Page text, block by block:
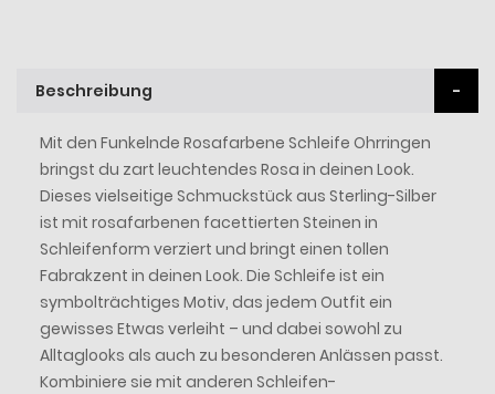
Beschreibung
Mit den Funkelnde Rosafarbene Schleife Ohrringen
bringst du zart leuchtendes Rosa in deinen Look.
Dieses vielseitige Schmuckstück aus Sterling-Silber
ist mit rosafarbenen facettierten Steinen in
Schleifenform verziert und bringt einen tollen
Fabrakzent in deinen Look. Die Schleife ist ein
symbolträchtiges Motiv, das jedem Outfit ein
gewisses Etwas verleiht – und dabei sowohl zu
Alltaglooks als auch zu besonderen Anlässen passt.
Kombiniere sie mit anderen Schleifen-